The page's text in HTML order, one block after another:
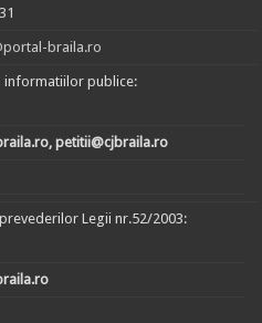
braila.ro
informatiilor publice:
petitii@cjbraila.ro
Legii nr.52/2003: